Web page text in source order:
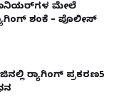
ಮೇಲೆ
ಶಂಕೆ – ಪೊಲೀಸ್
ರ‌್ಯಾಗಿಂಗ್ ಪ್ರಕರಣ5